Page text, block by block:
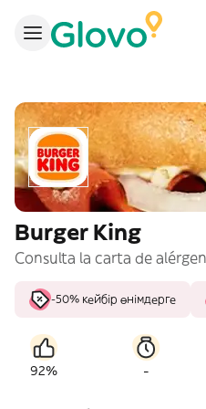
Burger King
Consulta la carta de
-50% кейбір өнімдерге
92% -